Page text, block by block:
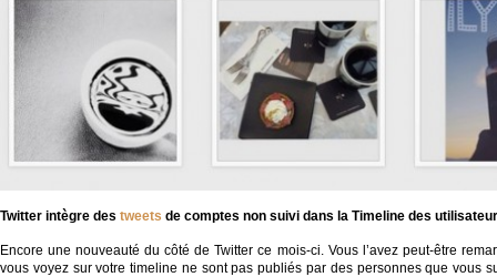
Twitter intègre des tweets de comptes non suivi dans la Timeline des
Encore une nouveauté du côté de Twitter ce mois-ci. Vous l’avez peut-être
vous voyez sur votre timeline ne sont pas publiés par des personnes que vous